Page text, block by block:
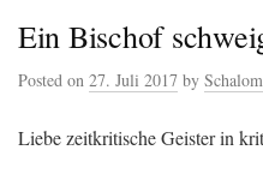
to
Ein Bischof
Posted on 27. Juli 2017 by
Liebe zeitkritische Geister in